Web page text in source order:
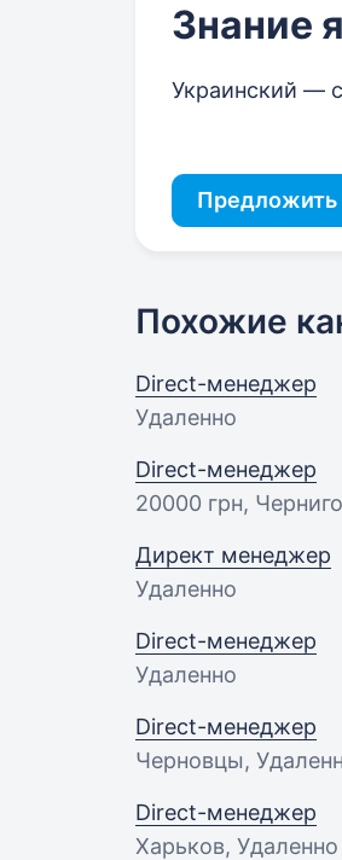
Знание
Украинский —
Предложить
Похожие
Direct-менеджер
Удаленно
Direct-менеджер
20000 грн,
Директ менеджер
Удаленно
Direct-менеджер
Удаленно
Direct-менеджер
Черновцы,
Direct-менеджер
Харьков, Удаленно